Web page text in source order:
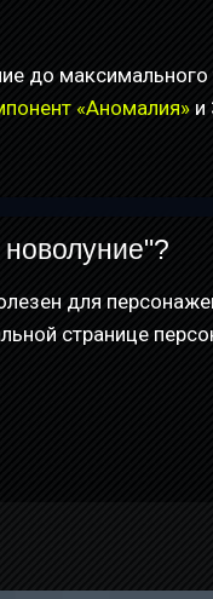
до
«Аномалия» и
для
странице